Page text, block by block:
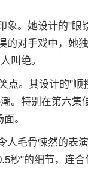
象。她设计的"眼
的对手戏中，她
叫绝。
点。其设计的"顺
。特别在第六集
。
毛骨悚然的表演
秒"的细节，连